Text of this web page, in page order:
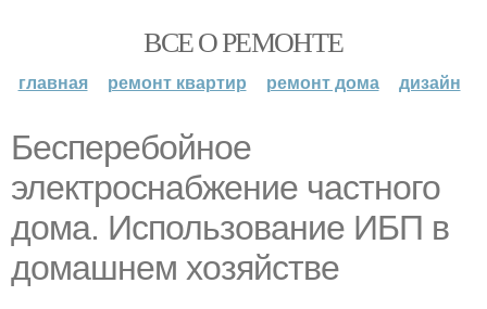
ВСЕ О РЕМОНТЕ
главная ремонт квартир ремонт дома дизайн
Бесперебойное
электроснабжение частного
дома. Использование ИБП в
домашнем хозяйстве